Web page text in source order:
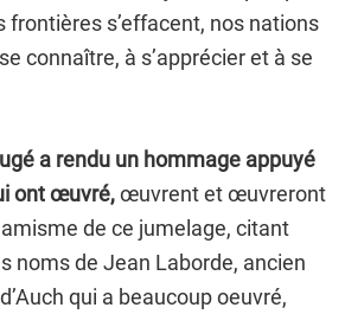
frontières s’effacent, nos nations
connaître, à s’apprécier et à se
a rendu un hommage appuyé
ont œuvré, œuvrent et œuvreront
de ce jumelage, citant
noms de Jean Laborde, ancien
qui a beaucoup oeuvré,